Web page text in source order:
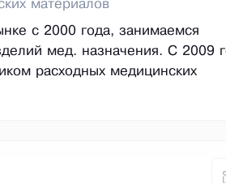
материалов
с 2000 года, занимаемся
мед. назначения. С 2009
расходных медицинских